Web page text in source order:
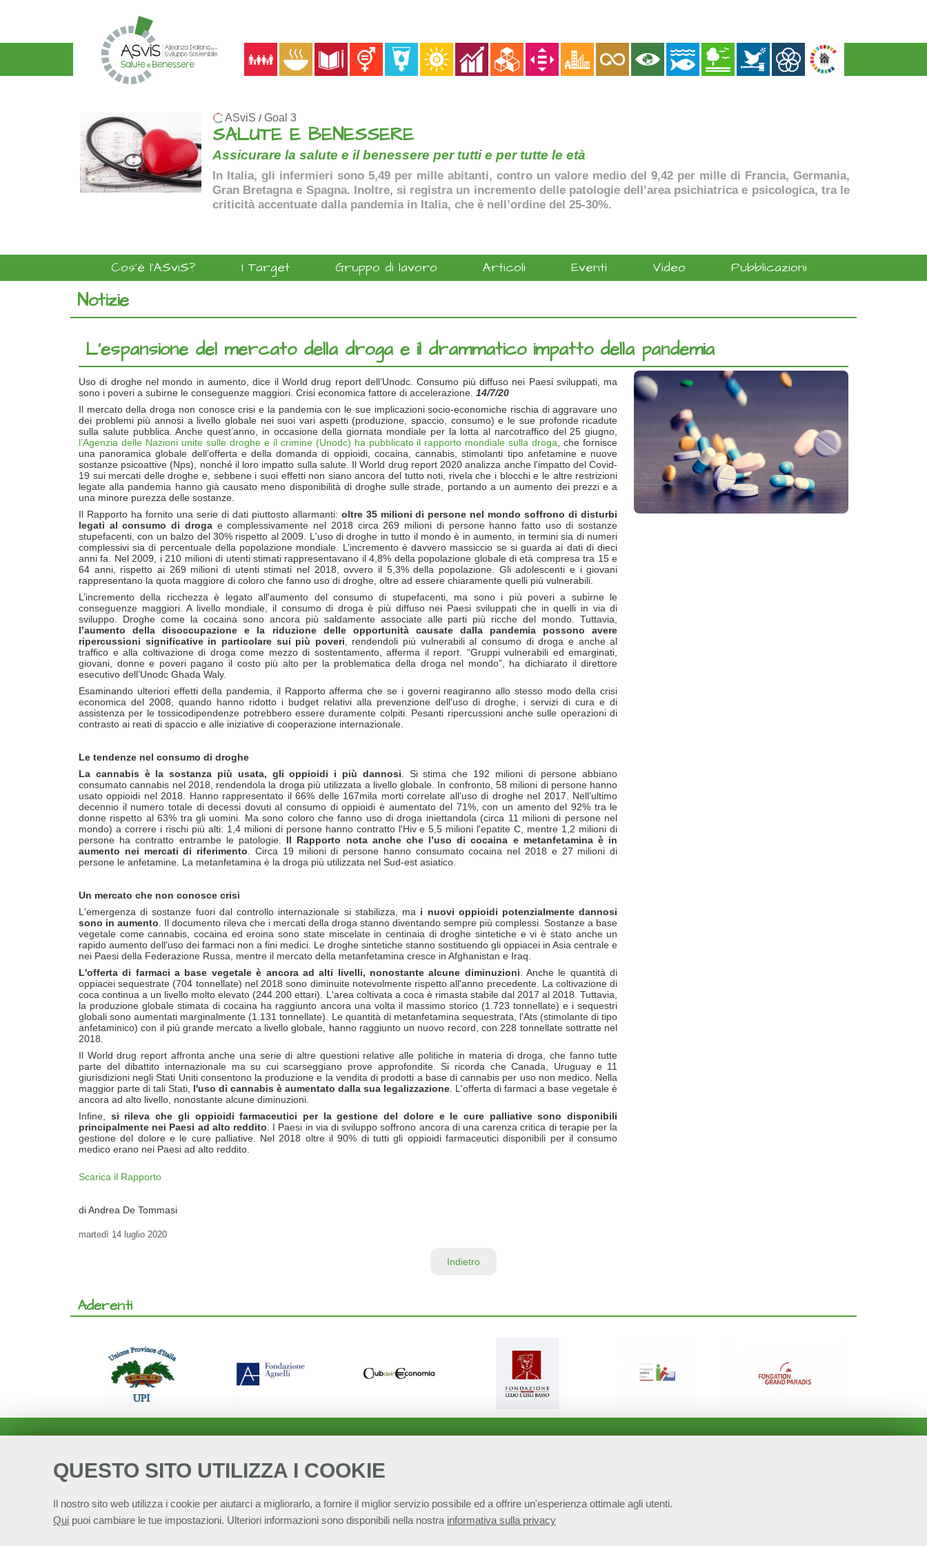
QUESTO SITO UTILIZZA I COOKIE
Il nostro sito web utilizza i cookie per aiutarci a migliorarlo, a fornire il miglior servizio possibile ed a offrire un'esperienza ottimale agli utenti.
Qui puoi cambiare le tue impostazioni. Ulteriori informazioni sono disponibili nella nostra informativa sulla privacy
ASviS / Goal 3
SALUTE E BENESSERE
Assicurare la salute e il benessere per tutti e per tutte le età
In Italia, gli infermieri sono 5,49 per mille abitanti, contro un valore medio del 9,42 per mille di Francia, Germania,
Gran Bretagna e Spagna. Inoltre, si registra un incremento delle patologie dell’area psichiatrica e psicologica, tra le
criticità accentuate dalla pandemia in Italia, che è nell’ordine del 25-30%.
Cos'è l'ASviS? I Target Gruppo di lavoro Articoli Eventi Video Pubblicazioni
Notizie
L’espansione del mercato della droga e il drammatico impatto della pandemia
Uso di droghe nel mondo in aumento, dice il World drug report dell’Unodc. Consumo più diffuso nei Paesi sviluppati, ma
sono i poveri a subirne le conseguenze maggiori. Crisi economica fattore di accelerazione. 14/7/20
Il mercato della droga non conosce crisi e la pandemia con le sue implicazioni socio-economiche rischia di aggravare uno
dei problemi più annosi a livello globale nei suoi vari aspetti (produzione, spaccio, consumo) e le sue profonde ricadute
sulla salute pubblica. Anche quest’anno, in occasione della giornata mondiale per la lotta al narcotraffico del 25 giugno,
l’Agenzia delle Nazioni unite sulle droghe e il crimine (Unodc) ha pubblicato il rapporto mondiale sulla droga , che fornisce
una panoramica globale dell’offerta e della domanda di oppioidi, cocaina, cannabis, stimolanti tipo anfetamine e nuove
sostanze psicoattive (Nps), nonché il loro impatto sulla salute. Il World drug report 2020 analizza anche l'impatto del Covid-
19 sui mercati delle droghe e, sebbene i suoi effetti non siano ancora del tutto noti, rivela che i blocchi e le altre restrizioni
legate alla pandemia hanno già causato meno disponibilità di droghe sulle strade, portando a un aumento dei prezzi e a
una minore purezza delle sostanze.
Il Rapporto ha fornito una serie di dati piuttosto allarmanti: oltre 35 milioni di persone nel mondo soffrono di disturbi
legati al consumo di drogae complessivamente nel 2018 circa 269 milioni di persone hanno fatto uso di sostanze
stupefacenti, con un balzo del 30% rispetto al 2009. L'uso di droghe in tutto il mondo è in aumento, in termini sia di numeri
complessivi sia di percentuale della popolazione mondiale. L’incremento è davvero massiccio se si guarda ai dati di dieci
anni fa. Nel 2009, i 210 milioni di utenti stimati rappresentavano il 4,8% della popolazione globale di età compresa tra 15 e
64 anni, rispetto ai 269 milioni di utenti stimati nel 2018, ovvero il 5,3% della popolazione. Gli adolescenti e i giovani
rappresentano la quota maggiore di coloro che fanno uso di droghe, oltre ad essere chiaramente quelli più vulnerabili.
L’incremento della ricchezza è legato all'aumento del consumo di stupefacenti, ma sono i più poveri a subirne le
conseguenze maggiori. A livello mondiale, il consumo di droga è più diffuso nei Paesi sviluppati che in quelli in via di
sviluppo. Droghe come la cocaina sono ancora più saldamente associate alle parti più ricche del mondo. Tuttavia,
l’aumento della disoccupazione e la riduzione delle opportunità causate dalla pandemia possono avere
ripercussioni significative in particolare sui più poveri , rendendoli più vulnerabili al consumo di droga e anche al
traffico e alla coltivazione di droga come mezzo di sostentamento, afferma il report. “Gruppi vulnerabili ed emarginati,
giovani, donne e poveri pagano il costo più alto per la problematica della droga nel mondo”, ha dichiarato il direttore
esecutivo dell’Unodc Ghada Waly.
Esaminando ulteriori effetti della pandemia, il Rapporto afferma che se i governi reagiranno allo stesso modo della crisi
economica del 2008, quando hanno ridotto i budget relativi alla prevenzione dell'uso di droghe, i servizi di cura e di
assistenza per le tossicodipendenze potrebbero essere duramente colpiti. Pesanti ripercussioni anche sulle operazioni di
contrasto ai reati di spaccio e alle iniziative di cooperazione internazionale.
Le tendenze nel consumo di droghe
La cannabis è la sostanza più usata, gli oppioidi i più dannosi . Si stima che 192 milioni di persone abbiano
consumato cannabis nel 2018, rendendola la droga più utilizzata a livello globale. In confronto, 58 milioni di persone hanno
usato oppioidi nel 2018. Hanno rappresentato il 66% delle 167mila morti correlate all’uso di droghe nel 2017. Nell’ultimo
decennio il numero totale di decessi dovuti al consumo di oppioidi è aumentato del 71%, con un amento del 92% tra le
donne rispetto al 63% tra gli uomini. Ma sono coloro che fanno uso di droga iniettandola (circa 11 milioni di persone nel
mondo) a correre i rischi più alti: 1,4 milioni di persone hanno contratto l'Hiv e 5,5 milioni l'epatite C, mentre 1,2 milioni di
persone ha contratto entrambe le patologie. Il Rapporto nota anche che l’uso di cocaina e metanfetamina è in
aumento nei mercati di riferimento . Circa 19 milioni di persone hanno consumato cocaina nel 2018 e 27 milioni di
persone le anfetamine. La metanfetamina è la droga più utilizzata nel Sud-est asiatico.
Un mercato che non conosce crisi
L'emergenza di sostanze fuori dal controllo internazionale si stabilizza, ma i nuovi oppioidi potenzialmente dannosi
sono in aumento . Il documento rileva che i mercati della droga stanno diventando sempre più complessi. Sostanze a base
vegetale come cannabis, cocaina ed eroina sono state miscelate in centinaia di droghe sintetiche e vi è stato anche un
rapido aumento dell'uso dei farmaci non a fini medici. Le droghe sintetiche stanno sostituendo gli oppiacei in Asia centrale e
nei Paesi della Federazione Russa, mentre il mercato della metanfetamina cresce in Afghanistan e Iraq.
L'offerta di farmaci a base vegetale è ancora ad alti livelli, nonostante alcune diminuzioni . Anche le quantità di
oppiacei sequestrate (704 tonnellate) nel 2018 sono diminuite notevolmente rispetto all'anno precedente. La coltivazione di
coca continua a un livello molto elevato (244.200 ettari). L'area coltivata a coca è rimasta stabile dal 2017 al 2018. Tuttavia,
la produzione globale stimata di cocaina ha raggiunto ancora una volta il massimo storico (1.723 tonnellate) e i sequestri
globali sono aumentati marginalmente (1.131 tonnellate). Le quantità di metanfetamina sequestrata, l'Ats (stimolante di tipo
anfetaminico) con il più grande mercato a livello globale, hanno raggiunto un nuovo record, con 228 tonnellate sottratte nel
2018.
Il World drug report affronta anche una serie di altre questioni relative alle politiche in materia di droga, che fanno tutte
parte del dibattito internazionale ma su cui scarseggiano prove approfondite.
Si ricorda che Canada, Uruguay e 11
giurisdizioni negli Stati Uniti consentono la produzione e la vendita di prodotti a base di cannabis per uso non medico. Nella
maggior parte di tali Stati, l'uso di cannabis è aumentato dalla sua legalizzazione . L'offerta di farmaci a base vegetale è
ancora ad alto livello, nonostante alcune diminuzioni.
Infine,
si rileva che gli oppioidi farmaceutici per la gestione del dolore e le cure palliative sono disponibili
principalmente nei Paesi ad alto reddito . I Paesi in via di sviluppo soffrono ancora di una carenza critica di terapie per la
gestione del dolore e le cure palliative. Nel 2018 oltre il 90% di tutti gli oppioidi farmaceutici disponibili per il consumo
medico erano nei Paesi ad alto reddito.
Scarica il Rapporto
di Andrea De Tommasi
martedì 14 luglio 2020
Indietro
Aderenti